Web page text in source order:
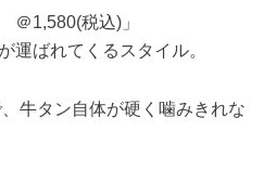
＠1,580(税込)」
運ばれてくるスタイル。
牛タン自体が硬く噛みきれな